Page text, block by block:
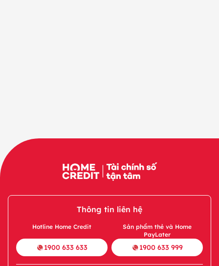
Thông tin liên hệ
Hotline Home Credit
1900 633 633
Sản phẩm thẻ và Home
PayLater
1900 633 999